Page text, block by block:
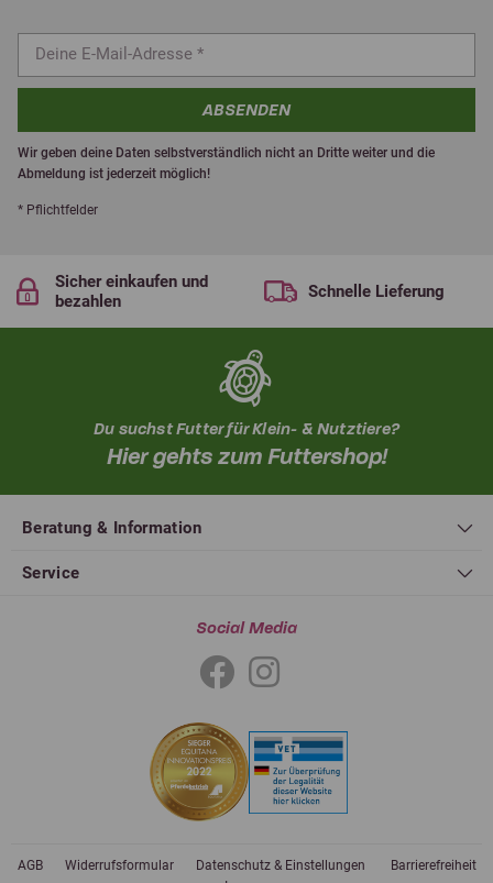
ABSENDEN
Wir geben deine Daten selbstverständlich nicht an Dritte weiter und die
Abmeldung ist jederzeit möglich!
* Pflichtfelder
Sicher einkaufen und
bezahlen
Schnelle Lieferung
Du suchst Futter für Klein- & Nutztiere?
Hier gehts zum Futtershop!
Beratung & Information
Service
Social Media
AGB Widerrufsformular Datenschutz & Einstellungen
Barrierefreiheit